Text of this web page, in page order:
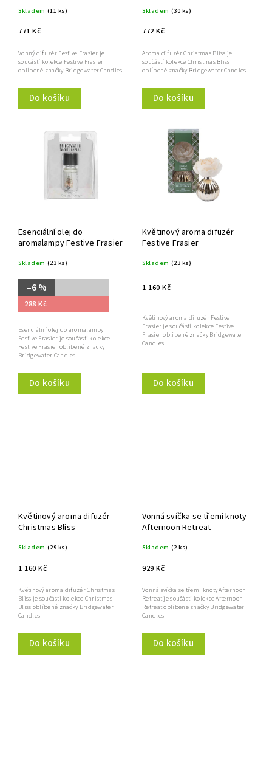
Skladem (11 ks)
771 Kč
Do košíku
Vonný difuzér Festive Frasier je
součástí kolekce Festive Frasier
oblíbené značky Bridgewater Candles
Skladem (30 ks)
772 Kč
Do košíku
Aroma difuzér Christmas Bliss je
součástí kolekce Christmas Bliss
oblíbené značky Bridgewater Candles
Esenciální olej do
aromalampy Festive Frasier
Skladem (23 ks)
–6 %
288 Kč
Do košíku
Esenciální olej do aromalampy
Festive Frasier je součástí kolekce
Festive Frasier oblíbené značky
Bridgewater Candles
Květinový aroma difuzér
Festive Frasier
Skladem (23 ks)
1 160 Kč
Do košíku
Květinový aroma difuzér Festive
Frasier je součástí kolekce Festive
Frasier oblíbené značky Bridgewater
Candles
Květinový aroma difuzér
Christmas Bliss
Skladem (29 ks)
1 160 Kč
Do košíku
Květinový aroma difuzér Christmas
Bliss je součástí kolekce Christmas
Bliss oblíbené značky Bridgewater
Candles
Vonná svíčka se třemi knoty
Afternoon Retreat
Skladem (2 ks)
929 Kč
Do košíku
Vonná svíčka se třemi knoty Afternoon
Retreat je součástí kolekce Afternoon
Retreat oblíbené značky Bridgewater
Candles